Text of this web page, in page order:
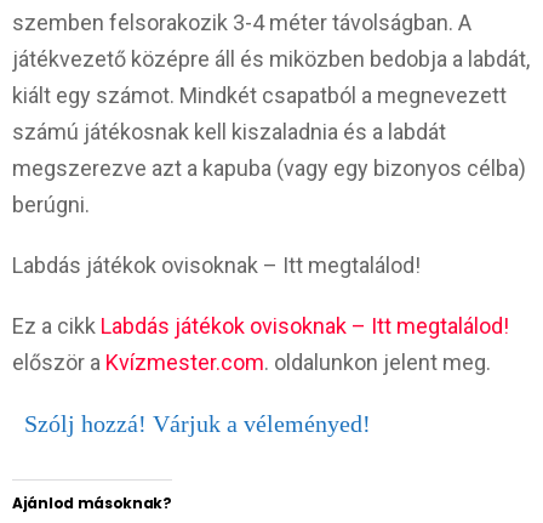
szemben felsorakozik 3-4 méter távolságban. A
játékvezető középre áll és miközben bedobja a labdát,
kiált egy számot. Mindkét csapatból a megnevezett
számú játékosnak kell kiszaladnia és a labdát
megszerezve azt a kapuba (vagy egy bizonyos célba)
berúgni.
Labdás játékok ovisoknak – Itt megtalálod!
Ez a cikk Labdás játékok ovisoknak – Itt megtalálod!
először a Kvízmester.com. oldalunkon jelent meg.
Szólj hozzá! Várjuk a véleményed!
Ajánlod másoknak?